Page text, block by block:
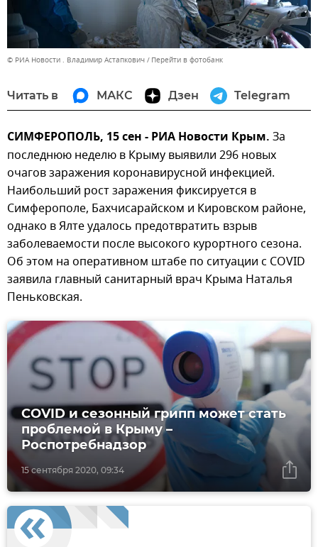
© РИА Новости . Владимир Астапкович Перейти в фотобанк
Читать в МАКС Дзен Telegram
СИМФЕРОПОЛЬ, 15 сен - РИА Новости Крым. За
последнюю неделю в Крыму выявили 296 новых
очагов заражения коронавирусной инфекцией.
Наибольший рост заражения фиксируется в
Симферополе, Бахчисарайском и Кировском районе,
однако в Ялте удалось предотвратить взрыв
заболеваемости после высокого курортного сезона.
Об этом на оперативном штабе по ситуации с COVID
заявила главный санитарный врач Крыма Наталья
Пеньковская.
15 сентября 2020, 09:34
COVID и сезонный грипп может стать
проблемой в Крыму –
Роспотребнадзор